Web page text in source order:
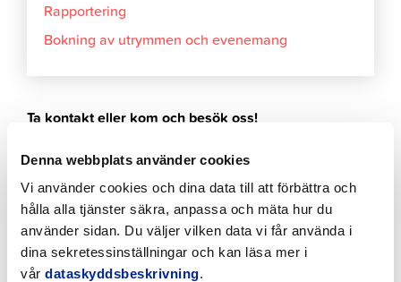
Denna webbplats använder cookies
Vi använder cookies och dina data till att förbättra och
hålla alla tjänster säkra, anpassa och mäta hur du
använder sidan. Du väljer vilken data vi får använda i
dina sekretessinställningar och kan läsa mer i
vår dataskyddsbeskrivning.
Rapportering
Bokning av utrymmen och evenemang
Ta kontakt eller kom och besök oss!
Campus Allegro, 2. våningen
Köpmansgatan 10
68600 Jakobstad